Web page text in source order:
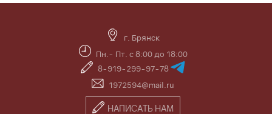
г. Брянск
Пн.- Пт. с 8:00 до 18:00
8-919-299-97-78
1972594@mail.ru
НАПИСАТЬ НАМ